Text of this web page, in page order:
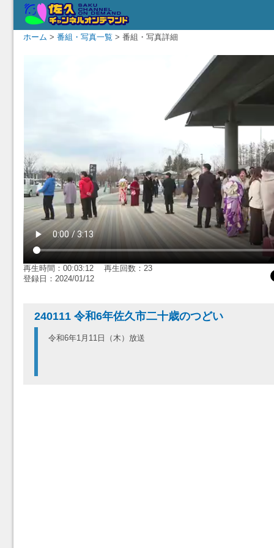
ホーム > 番組・写真一覧 > 番組・写真詳細
再生時間：00:03:12 再生回数：23
登録日：2024/01/12
240111 令和6年佐久市二十歳のつどい
令和6年1月11日（木）放送